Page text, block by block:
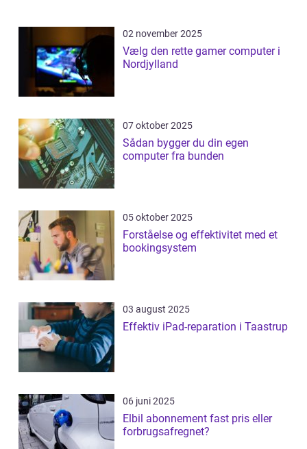
02 november 2025
Vælg den rette gamer computer i
Nordjylland
07 oktober 2025
Sådan bygger du din egen
computer fra bunden
05 oktober 2025
Forståelse og effektivitet med et
bookingsystem
03 august 2025
Effektiv iPad-reparation i Taastrup
06 juni 2025
Elbil abonnement fast pris eller
forbrugsafregnet?